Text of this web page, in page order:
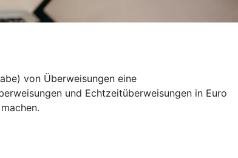
von Überweisungen eine
und Echtzeitüberweisungen in Euro